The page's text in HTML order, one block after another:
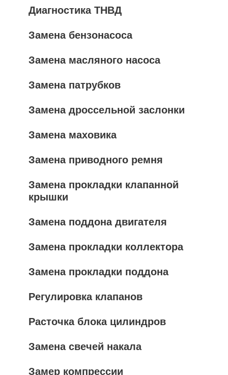
Диагностика ТНВД
Замена бензонасоса
Замена масляного насоса
Замена патрубков
Замена дроссельной заслонки
Замена маховика
Замена приводного ремня
Замена прокладки клапанной
крышки
Замена поддона двигателя
Замена прокладки коллектора
Замена прокладки поддона
Регулировка клапанов
Расточка блока цилиндров
Замена свечей накала
Замер компрессии